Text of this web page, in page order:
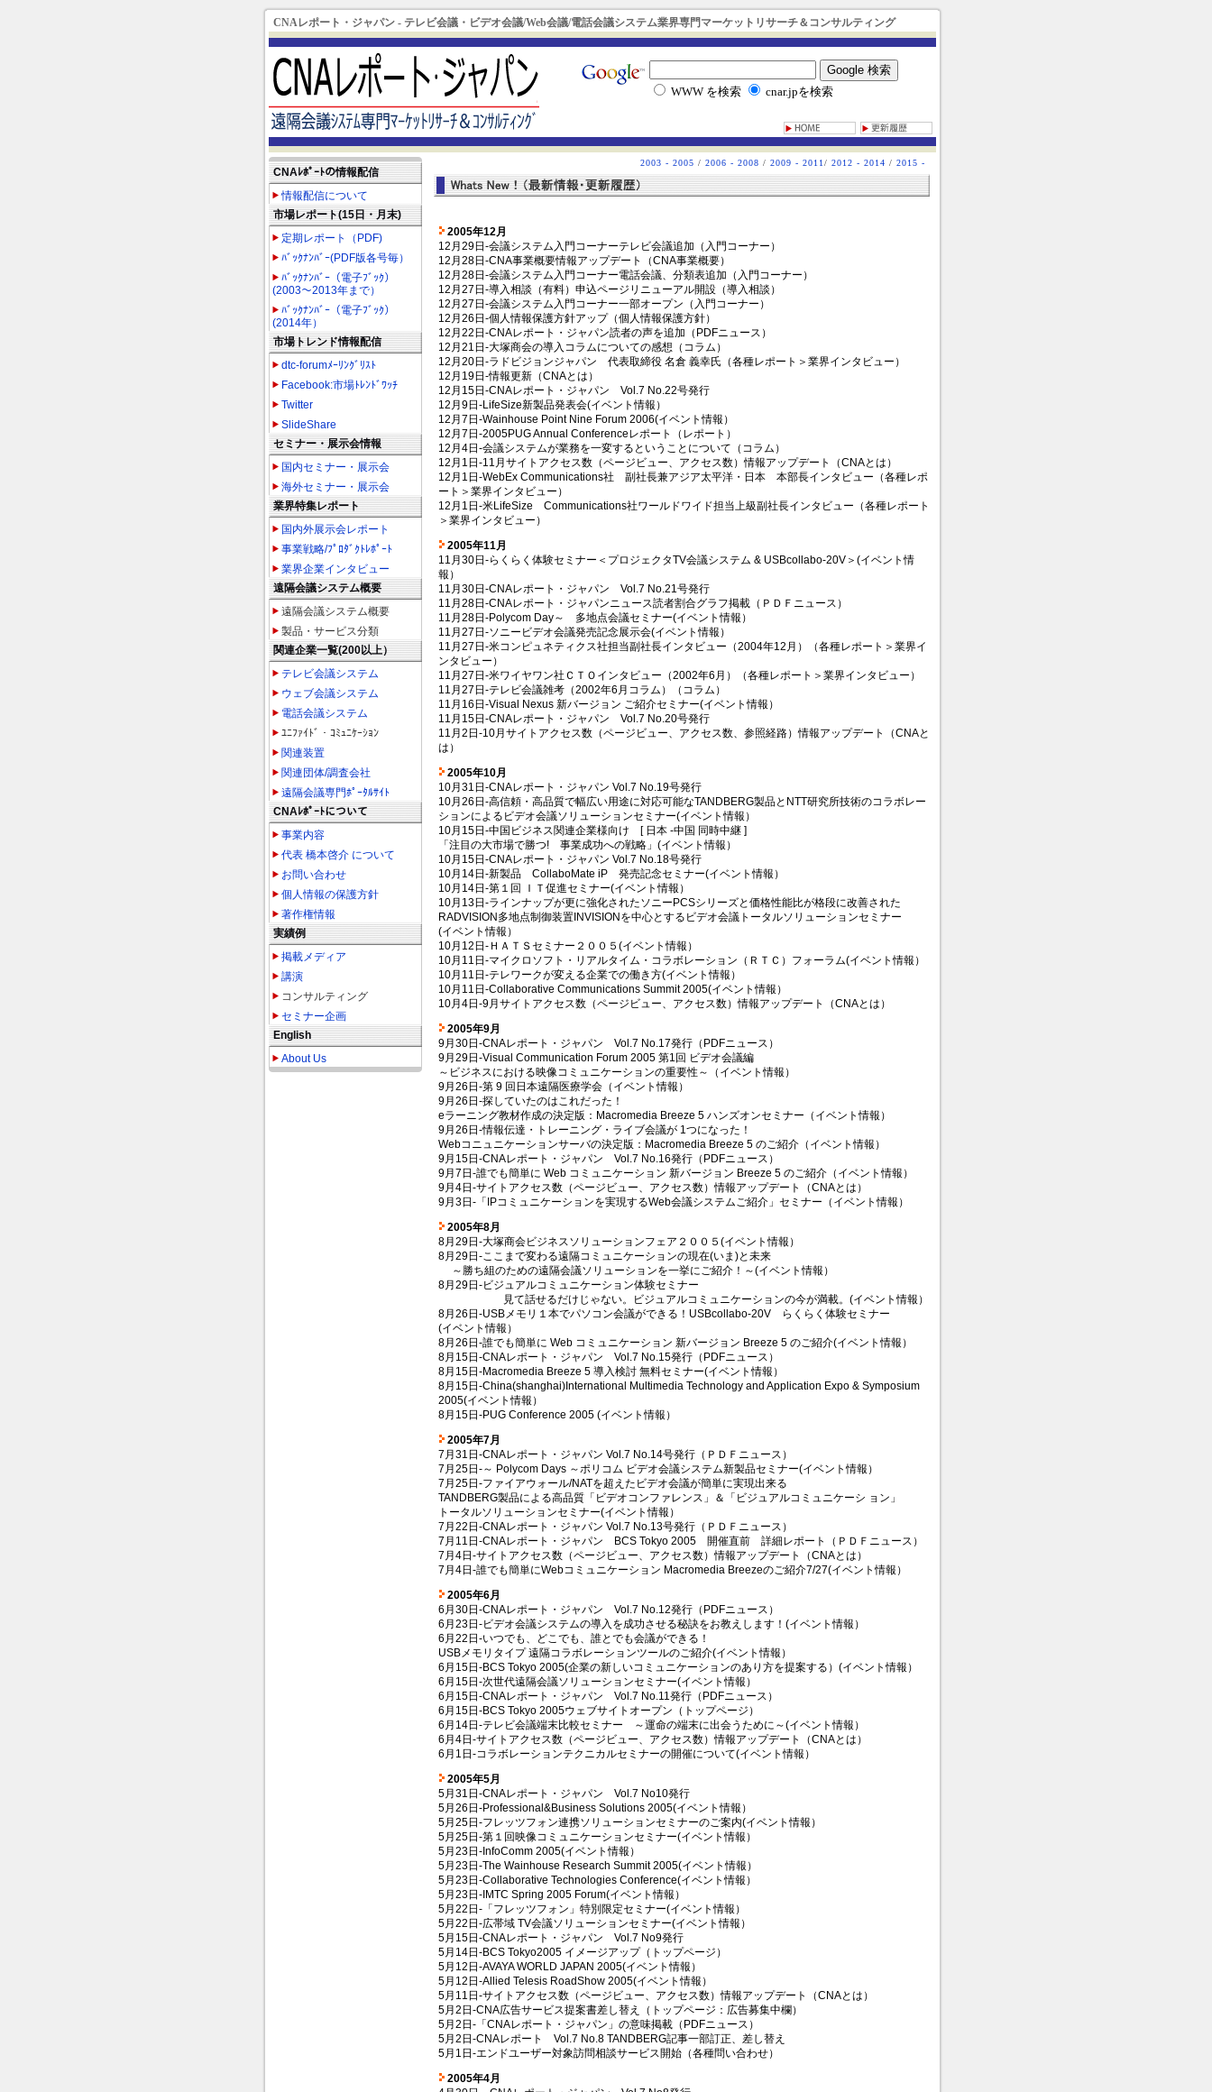
CNAレポート・ジャパン - テレビ会議・ビデオ会議/Web会議/電話会議システム業界専門マーケットリサーチ＆コンサルティング
WWW を検索 cnar.jpを検索
CNAﾚﾎﾟｰﾄの情報配信
情報配信について
市場レポート(15日・月末)
定期レポート（PDF)
ﾊﾞｯｸﾅﾝﾊﾞｰ(PDF版各号毎）
ﾊﾞｯｸﾅﾝﾊﾞｰ（電子ﾌﾞｯｸ）
(2003～2013年まで）
ﾊﾞｯｸﾅﾝﾊﾞｰ（電子ﾌﾞｯｸ）
(2014年）
市場トレンド情報配信
dtc-forumﾒｰﾘﾝｸﾞﾘｽﾄ
Facebook:市場ﾄﾚﾝﾄﾞﾜｯﾁ
Twitter
SlideShare
セミナー・展示会情報
国内セミナー・展示会
海外セミナー・展示会
業界特集レポート
国内外展示会レポート
事業戦略/ﾌﾟﾛﾀﾞｸﾄﾚﾎﾟｰﾄ
業界企業インタビュー
遠隔会議システム概要
遠隔会議システム概要
製品・サービス分類
関連企業一覧(200以上）
テレビ会議システム
ウェブ会議システム
電話会議システム
ﾕﾆﾌｧｲﾄﾞ・ｺﾐｭﾆｹｰｼｮﾝ
関連装置
関連団体/調査会社
遠隔会議専門ﾎﾟｰﾀﾙｻｲﾄ
CNAﾚﾎﾟｰﾄについて
事業内容
代表 橋本啓介 について
お問い合わせ
個人情報の保護方針
著作権情報
実績例
掲載メディア
講演
コンサルティング
セミナー企画
English
About Us
2003 - 2005 / 2006 - 2008 / 2009 - 2011 / 2012 - 2014 / 2015 -
2005年12月
12月29日-会議システム入門コーナーテレビ会議追加（入門コーナー）
12月28日-CNA事業概要情報アップデート（CNA事業概要）
12月28日-会議システム入門コーナー電話会議、分類表追加（入門コーナー）
12月27日-導入相談（有料）申込ページリニューアル開設（導入相談）
12月27日-会議システム入門コーナー一部オープン（入門コーナー）
12月26日-個人情報保護方針アップ（個人情報保護方針）
12月22日-CNAレポート・ジャパン読者の声を追加（PDFニュース）
12月21日-大塚商会の導入コラムについての感想（コラム）
12月20日-ラドビジョンジャパン 代表取締役 名倉 義幸氏（各種レポート＞業界インタビュー）
12月19日-情報更新（CNAとは）
12月15日-CNAレポート・ジャパン Vol.7 No.22号発行
12月9日-LifeSize新製品発表会(イベント情報）
12月7日-Wainhouse Point Nine Forum 2006(イベント情報）
12月7日-2005PUG Annual Conferenceレポート（レポート）
12月4日-会議システムが業務を一変するということについて（コラム）
12月1日-11月サイトアクセス数（ページビュー、アクセス数）情報アップデート（CNAとは）
12月1日-WebEx Communications社 副社長兼アジア太平洋・日本 本部長インタビュー（各種レポ
ート＞業界インタビュー）
12月1日-米LifeSize Communications社ワールドワイド担当上級副社長インタビュー（各種レポート
＞業界インタビュー）
2005年11月
11月30日-らくらく体験セミナー＜プロジェクタTV会議システム & USBcollabo-20V＞(イベント情
報）
11月30日-CNAレポート・ジャパン Vol.7 No.21号発行
11月28日-CNAレポート・ジャパンニュース読者割合グラフ掲載（ＰＤＦニュース）
11月28日-Polycom Day～ 多地点会議セミナー(イベント情報）
11月27日-ソニービデオ会議発売記念展示会(イベント情報）
11月27日-米コンピュネティクス社担当副社長インタビュー（2004年12月）（各種レポート＞業界イ
ンタビュー）
11月27日-米ワイヤワン社ＣＴＯインタビュー（2002年6月）（各種レポート＞業界インタビュー）
11月27日-テレビ会議雑考（2002年6月コラム）（コラム）
11月16日-Visual Nexus 新バージョン ご紹介セミナー(イベント情報）
11月15日-CNAレポート・ジャパン Vol.7 No.20号発行
11月2日-10月サイトアクセス数（ページビュー、アクセス数、参照経路）情報アップデート（CNAと
は）
2005年10月
10月31日-CNAレポート・ジャパン Vol.7 No.19号発行
10月26日-高信頼・高品質で幅広い用途に対応可能なTANDBERG製品とNTT研究所技術のコラボレー
ションによるビデオ会議ソリューションセミナー(イベント情報）
10月15日-中国ビジネス関連企業様向け [ 日本 -中国 同時中継 ]
「注目の大市場で勝つ! 事業成功への戦略」(イベント情報）
10月15日-CNAレポート・ジャパン Vol.7 No.18号発行
10月14日-新製品 CollaboMate iP 発売記念セミナー(イベント情報）
10月14日-第１回 ＩＴ促進セミナー(イベント情報）
10月13日-ラインナップが更に強化されたソニーPCSシリーズと価格性能比が格段に改善された
RADVISION多地点制御装置INVISIONを中心とするビデオ会議トータルソリューションセミナー
(イベント情報）
10月12日-ＨＡＴＳセミナー２００５(イベント情報）
10月11日-マイクロソフト・リアルタイム・コラボレーション（ＲＴＣ）フォーラム(イベント情報）
10月11日-テレワークが変える企業での働き方(イベント情報）
10月11日-Collaborative Communications Summit 2005(イベント情報）
10月4日-9月サイトアクセス数（ページビュー、アクセス数）情報アップデート（CNAとは）
2005年9月
9月30日-CNAレポート・ジャパン Vol.7 No.17発行（PDFニュース）
9月29日-Visual Communication Forum 2005 第1回 ビデオ会議編
～ビジネスにおける映像コミュニケーションの重要性～（イベント情報）
9月26日-第 9 回日本遠隔医療学会（イベント情報）
9月26日-探していたのはこれだった！
eラーニング教材作成の決定版：Macromedia Breeze 5 ハンズオンセミナー（イベント情報）
9月26日-情報伝達・トレーニング・ライブ会議が 1つになった！
Webコニュニケーションサーバの決定版：Macromedia Breeze 5 のご紹介（イベント情報）
9月15日-CNAレポート・ジャパン Vol.7 No.16発行（PDFニュース）
9月7日-誰でも簡単に Web コミュニケーション 新バージョン Breeze 5 のご紹介（イベント情報）
9月4日-サイトアクセス数（ページビュー、アクセス数）情報アップデート（CNAとは）
9月3日-「IPコミュニケーションを実現するWeb会議システムご紹介」セミナー（イベント情報）
2005年8月
8月29日-大塚商会ビジネスソリューションフェア２００５(イベント情報）
8月29日-ここまで変わる遠隔コミュニケーションの現在(いま)と未来
～勝ち組のための遠隔会議ソリューションを一挙にご紹介！～(イベント情報）
8月29日-ビジュアルコミュニケーション体験セミナー
見て話せるだけじゃない。ビジュアルコミュニケーションの今が満載。(イベント情報）
8月26日-USBメモリ１本でパソコン会議ができる！USBcollabo-20V らくらく体験セミナー
(イベント情報）
8月26日-誰でも簡単に Web コミュニケーション 新バージョン Breeze 5 のご紹介(イベント情報）
8月15日-CNAレポート・ジャパン Vol.7 No.15発行（PDFニュース）
8月15日-Macromedia Breeze 5 導入検討 無料セミナー(イベント情報）
8月15日-China(shanghai)International Multimedia Technology and Application Expo & Symposium
2005(イベント情報）
8月15日-PUG Conference 2005 (イベント情報）
2005年7月
7月31日-CNAレポート・ジャパン Vol.7 No.14号発行（ＰＤＦニュース）
7月25日-～ Polycom Days ～ポリコム ビデオ会議システム新製品セミナー(イベント情報）
7月25日-ファイアウォール/NATを超えたビデオ会議が簡単に実現出来る
TANDBERG製品による高品質「ビデオコンファレンス」＆「ビジュアルコミュニケーシ ョン」
トータルソリューションセミナー(イベント情報）
7月22日-CNAレポート・ジャパン Vol.7 No.13号発行（ＰＤＦニュース）
7月11日-CNAレポート・ジャパン BCS Tokyo 2005 開催直前 詳細レポート（ＰＤＦニュース）
7月4日-サイトアクセス数（ページビュー、アクセス数）情報アップデート（CNAとは）
7月4日-誰でも簡単にWebコミュニケーション Macromedia Breezeのご紹介7/27(イベント情報）
2005年6月
6月30日-CNAレポート・ジャパン Vol.7 No.12発行（PDFニュース）
6月23日-ビデオ会議システムの導入を成功させる秘訣をお教えします！(イベント情報）
6月22日-いつでも、どこでも、誰とでも会議ができる！
USBメモリタイプ 遠隔コラボレーションツールのご紹介(イベント情報）
6月15日-BCS Tokyo 2005(企業の新しいコミュニケーションのあり方を提案する）(イベント情報）
6月15日-次世代遠隔会議ソリューションセミナー(イベント情報）
6月15日-CNAレポート・ジャパン Vol.7 No.11発行（PDFニュース）
6月15日-BCS Tokyo 2005ウェブサイトオープン（トップページ）
6月14日-テレビ会議端末比較セミナー ～運命の端末に出会うために～(イベント情報）
6月4日-サイトアクセス数（ページビュー、アクセス数）情報アップデート（CNAとは）
6月1日-コラボレーションテクニカルセミナーの開催について(イベント情報）
2005年5月
5月31日-CNAレポート・ジャパン Vol.7 No10発行
5月26日-Professional&Business Solutions 2005(イベント情報）
5月25日-フレッツフォン連携ソリューションセミナーのご案内(イベント情報）
5月25日-第１回映像コミュニケーションセミナー(イベント情報）
5月23日-InfoComm 2005(イベント情報）
5月23日-The Wainhouse Research Summit 2005(イベント情報）
5月23日-Collaborative Technologies Conference(イベント情報）
5月23日-IMTC Spring 2005 Forum(イベント情報）
5月22日-「フレッツフォン」特別限定セミナー(イベント情報）
5月22日-広帯域 TV会議ソリューションセミナー(イベント情報）
5月15日-CNAレポート・ジャパン Vol.7 No9発行
5月14日-BCS Tokyo2005 イメージアップ（トップページ）
5月12日-AVAYA WORLD JAPAN 2005(イベント情報）
5月12日-Allied Telesis RoadShow 2005(イベント情報）
5月11日-サイトアクセス数（ページビュー、アクセス数）情報アップデート（CNAとは）
5月2日-CNA広告サービス提案書差し替え（トップページ：広告募集中欄）
5月2日-「CNAレポート・ジャパン」の意味掲載（PDFニュース）
5月2日-CNAレポート Vol.7 No.8 TANDBERG記事一部訂正、差し替え
5月1日-エンドユーザー対象訪問相談サービス開始（各種問い合わせ）
2005年4月